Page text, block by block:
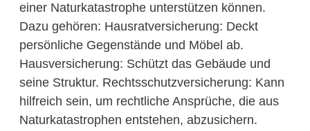
einer Naturkatastrophe unterstützen können.
Dazu gehören: Hausratversicherung: Deckt
persönliche Gegenstände und Möbel ab.
Hausversicherung: Schützt das Gebäude und
seine Struktur. Rechtsschutzversicherung: Kann
hilfreich sein, um rechtliche Ansprüche, die aus
Naturkatastrophen entstehen, abzusichern.